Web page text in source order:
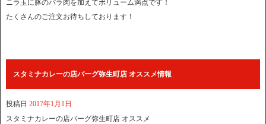
ニラ玉に豚のバラ肉を加えてボリューム満点です！
たくさんのご注文お待ちしております！
スタミナカレーの店バーグ弥生町店 オススメ情報
投稿日 2017年1月1日
スタミナカレーの店バーグ弥生町店 オススメ